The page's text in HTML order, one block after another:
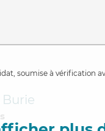
soumise à vérification
Burie